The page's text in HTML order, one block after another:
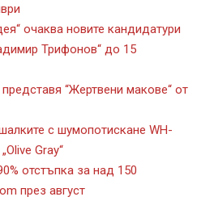
очаква новите кандидатури
Трифонов“ до 15
“Жертвени макове“ от
с шумопотискане WH-
Gray“
отстъпка за над 150
през август